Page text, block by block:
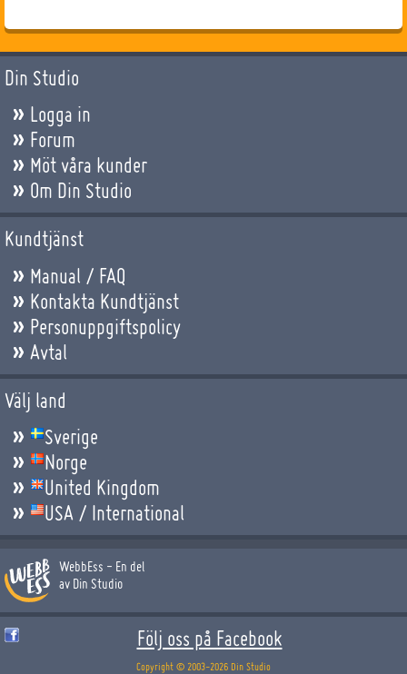
Din Studio
Logga in
Forum
Möt våra kunder
Om Din Studio
Kundtjänst
Manual / FAQ
Kontakta Kundtjänst
Personuppgiftspolicy
Avtal
Välj land
Sverige
Norge
United Kingdom
USA / International
WebbEss - En del
av Din Studio
Följ oss på Facebook
Copyright © 2003-2026 Din Studio